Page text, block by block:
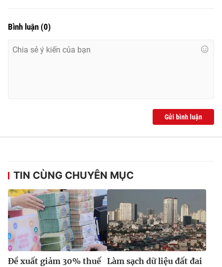
Bình luận (0)
Gửi bình luận
TIN CÙNG CHUYÊN MỤC
Đề xuất giảm 30% thuế Làm sạch dữ liệu đất đai